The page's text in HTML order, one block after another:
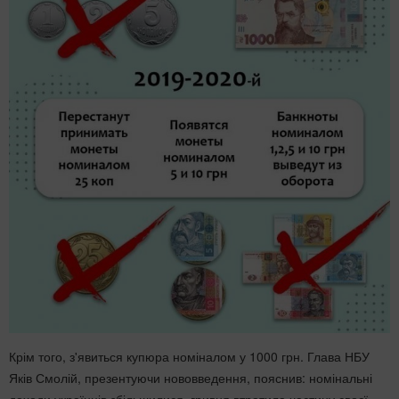
Крім того, з'явиться купюра номіналом у 1000 грн. Глава НБУ
Яків Смолій, презентуючи нововведення, пояснив: номінальні